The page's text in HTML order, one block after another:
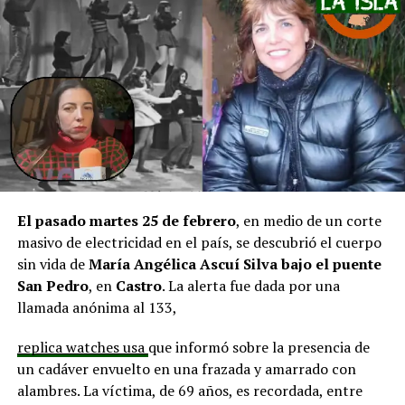
en línea con una disminución de los montos disponibles,
agregando que en su comuna tienen iniciativas
aprobadas que aún esperan financiamiento, como la
infraestructura del Club Deportivo Bernardo O’Higgins
y el cierre perimetral del Club Deportivo Aucar, obras
fundamentales para el desarrollo comunitario.
El alcalde de Quemchi, Javier Ugarte, expresó una
situación similar, señalando que en su comuna tienen
proyectos elegibles tanto en PMU como en PMB, pero
que hasta la fecha no han recibido respuesta clara sobre
si se entregarán los recursos.“Preocupa esta situación,
estos son proyectos que vienen trabajándose desde
hace tiempo y que hoy están en riesgo por la falta de
En la comuna deCuraco de Vélez, la alcaldesa Javiera
Yáñezindicó que históricamente la Subdere ha apoyado
El pasado martes 25 de febrero, en medio de un corte
masivo de electricidad en el país, se descubrió el cuerpo
sin vida deMaría Angélica Ascuí Silvabajo el puente
San Pedro, en Castro. La alerta fue dada por una
llamada anónima al 133,
replica watches usa que informó sobre la presencia de
un cadáver envuelto en una frazada y amarrado con
alambres. La víctima, de 69 años, es recordada, entre